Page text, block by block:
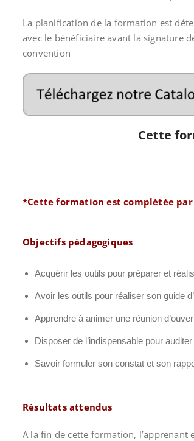
La planification de la formation est
avec le bénéficiaire avant la signature
convention
Cette
*Cette formation est complétée par
Objectifs pédagogiques
Acquérir les outils pour préparer et
Avoir les outils pour réaliser son guide
Apprendre à animer une réunion
Disposer de l’indispensable pour
Savoir formuler son constat et son
Résultats attendus
A la fin de cette formation,